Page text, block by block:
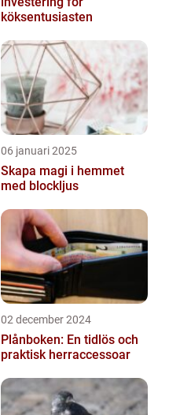
köksentusiasten
06 januari 2025
Skapa magi i hemmet
med blockljus
02 december 2024
Plånboken: En tidlös och
praktisk herraccessoar